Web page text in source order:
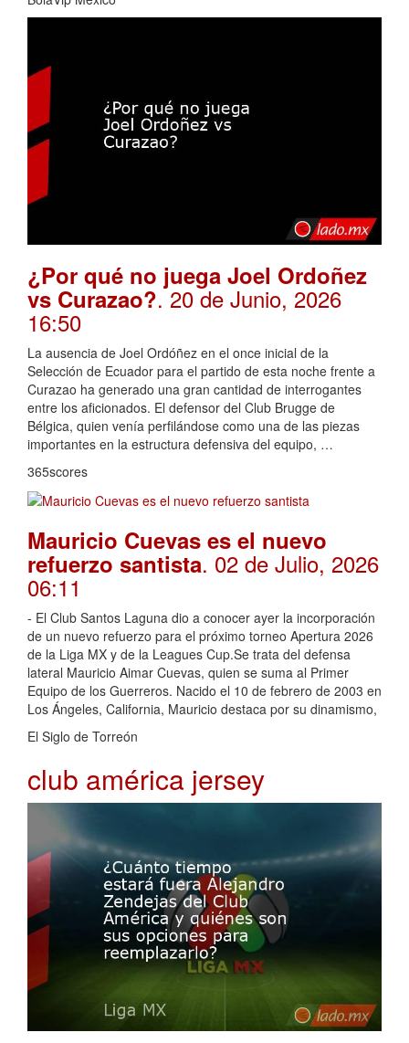
¿Por qué no juega Joel Ordoñez
vs Curazao?. 20 de Junio, 2026
16:50
La ausencia de Joel Ordóñez en el once inicial de la
Selección de Ecuador para el partido de esta noche frente a
Curazao ha generado una gran cantidad de interrogantes
entre los aficionados. El defensor del Club Brugge de
Bélgica, quien venía perfilándose como una de las piezas
importantes en la estructura defensiva del equipo, …
365scores
Mauricio Cuevas es el nuevo
refuerzo santista. 02 de Julio, 2026
06:11
- El Club Santos Laguna dio a conocer ayer la incorporación
de un nuevo refuerzo para el próximo torneo Apertura 2026
de la Liga MX y de la Leagues Cup.Se trata del defensa
lateral Mauricio Aimar Cuevas, quien se suma al Primer
Equipo de los Guerreros. Nacido el 10 de febrero de 2003 en
Los Ángeles, California, Mauricio destaca por su dinamismo,
El Siglo de Torreón
club américa jersey